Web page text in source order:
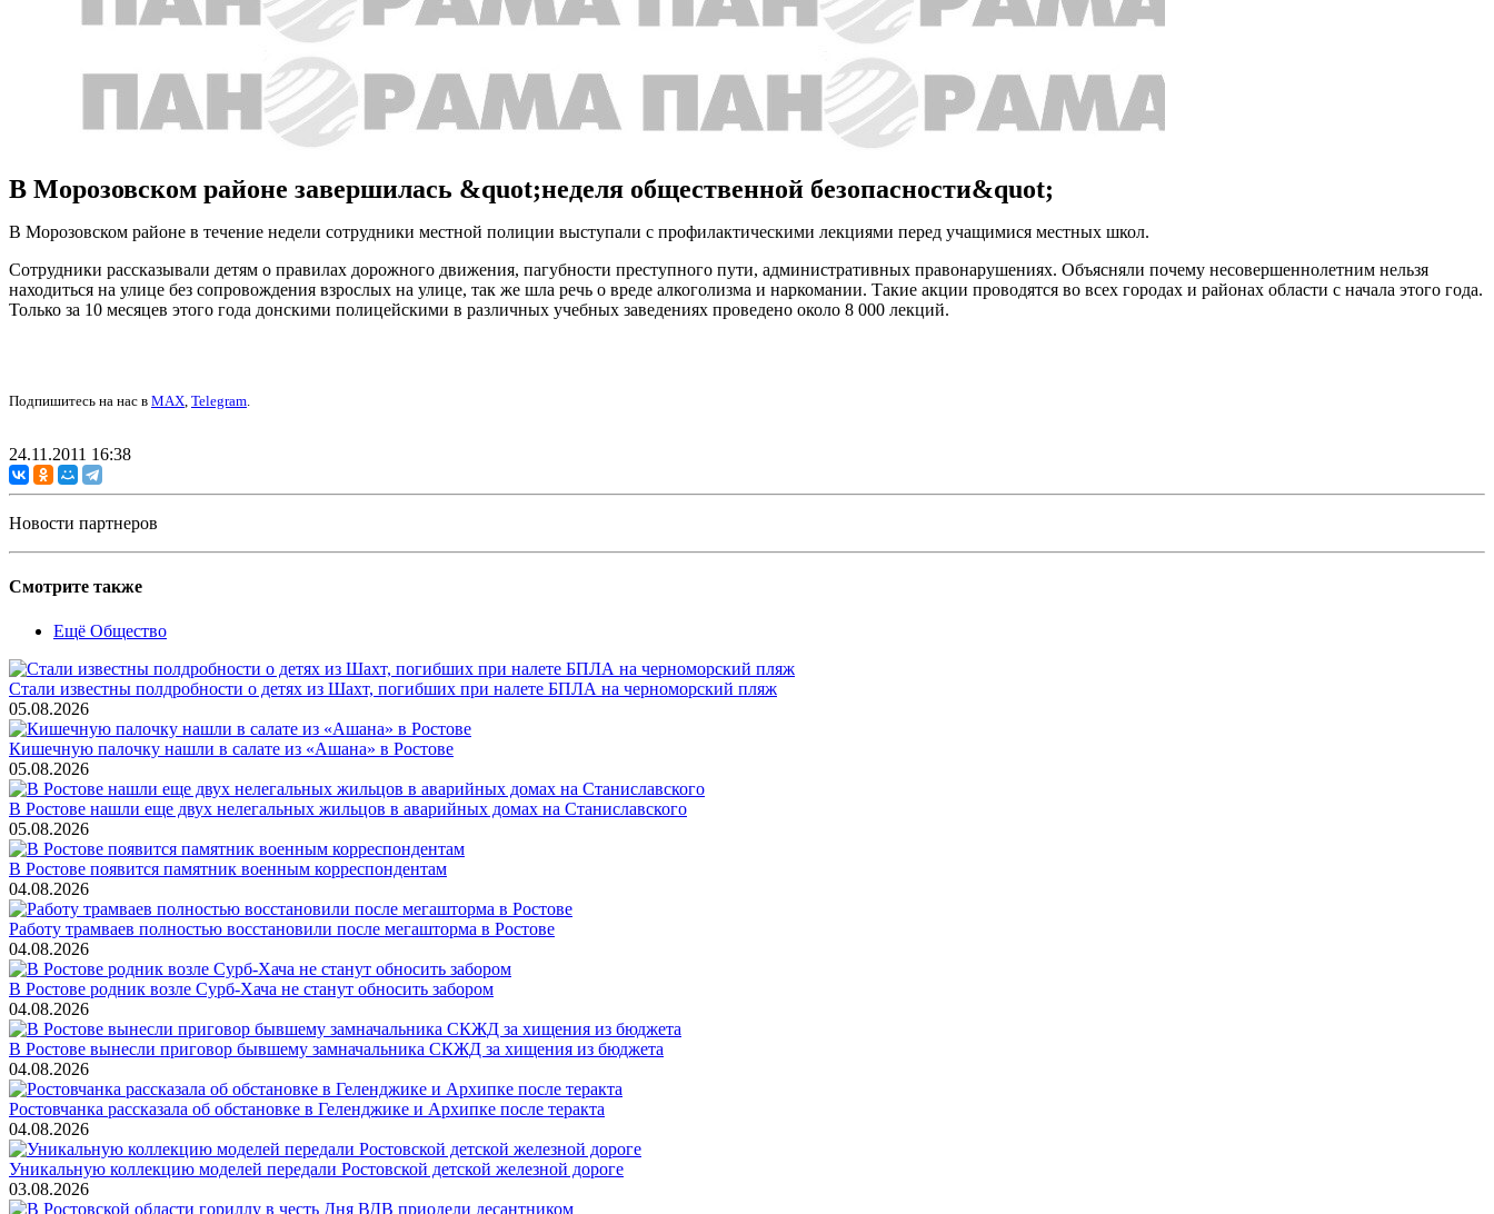
В Морозовском районе завершилась &quot;неделя общественной безопасности&quot;
В Морозовском районе в течение недели сотрудники местной полиции выступали с профилактическими лекциями перед учащимися местных школ.
Сотрудники рассказывали детям о правилах дорожного движения, пагубности преступного пути, административных правонарушениях. Объясняли почему несовершеннолетним нельзя
находиться на улице без сопровождения взрослых на улице, так же шла речь о вреде алкоголизма и наркомании. Такие акции проводятся во всех городах и районах области с начала этого года.
Только за 10 месяцев этого года донскими полицейскими в различных учебных заведениях проведено около 8 000 лекций.
Подпишитесь на нас в MAX, Telegram.
24.11.2011 16:38
Новости партнеров
Смотрите также
Ещё Общество
Стали известны полдробности о детях из Шахт, погибших при налете БПЛА на черноморский пляж
05.08.2026
Кишечную палочку нашли в салате из «Ашана» в Ростове
05.08.2026
В Ростове нашли еще двух нелегальных жильцов в аварийных домах на Станиславского
05.08.2026
В Ростове появится памятник военным корреспондентам
04.08.2026
Работу трамваев полностью восстановили после мегашторма в Ростове
04.08.2026
В Ростове родник возле Сурб-Хача не станут обносить забором
04.08.2026
В Ростове вынесли приговор бывшему замначальника СКЖД за хищения из бюджета
04.08.2026
Ростовчанка рассказала об обстановке в Геленджике и Архипке после теракта
04.08.2026
Уникальную коллекцию моделей передали Ростовской детской железной дороге
03.08.2026